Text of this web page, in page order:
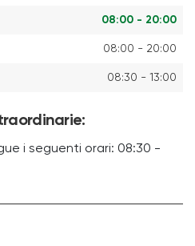
08:00 - 20:00
08:00 - 20:00
08:30 - 13:00
i seguenti orari: 08:30 -